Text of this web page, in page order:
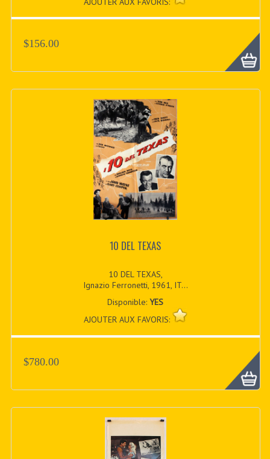
$156.00
10 DEL TEXAS
10 DEL TEXAS,
Ignazio Ferronetti, 1961, IT...
Disponible:YES
AJOUTER AUX FAVORIS:
$780.00